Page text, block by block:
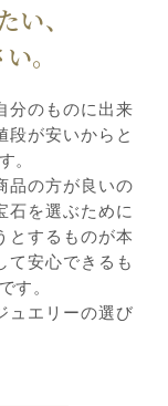
、
。
分のものに出来
段が安いからと
。
品の方が良いの
石を選ぶために
とするものが本
て安心できるも
す。
ュエリーの選び